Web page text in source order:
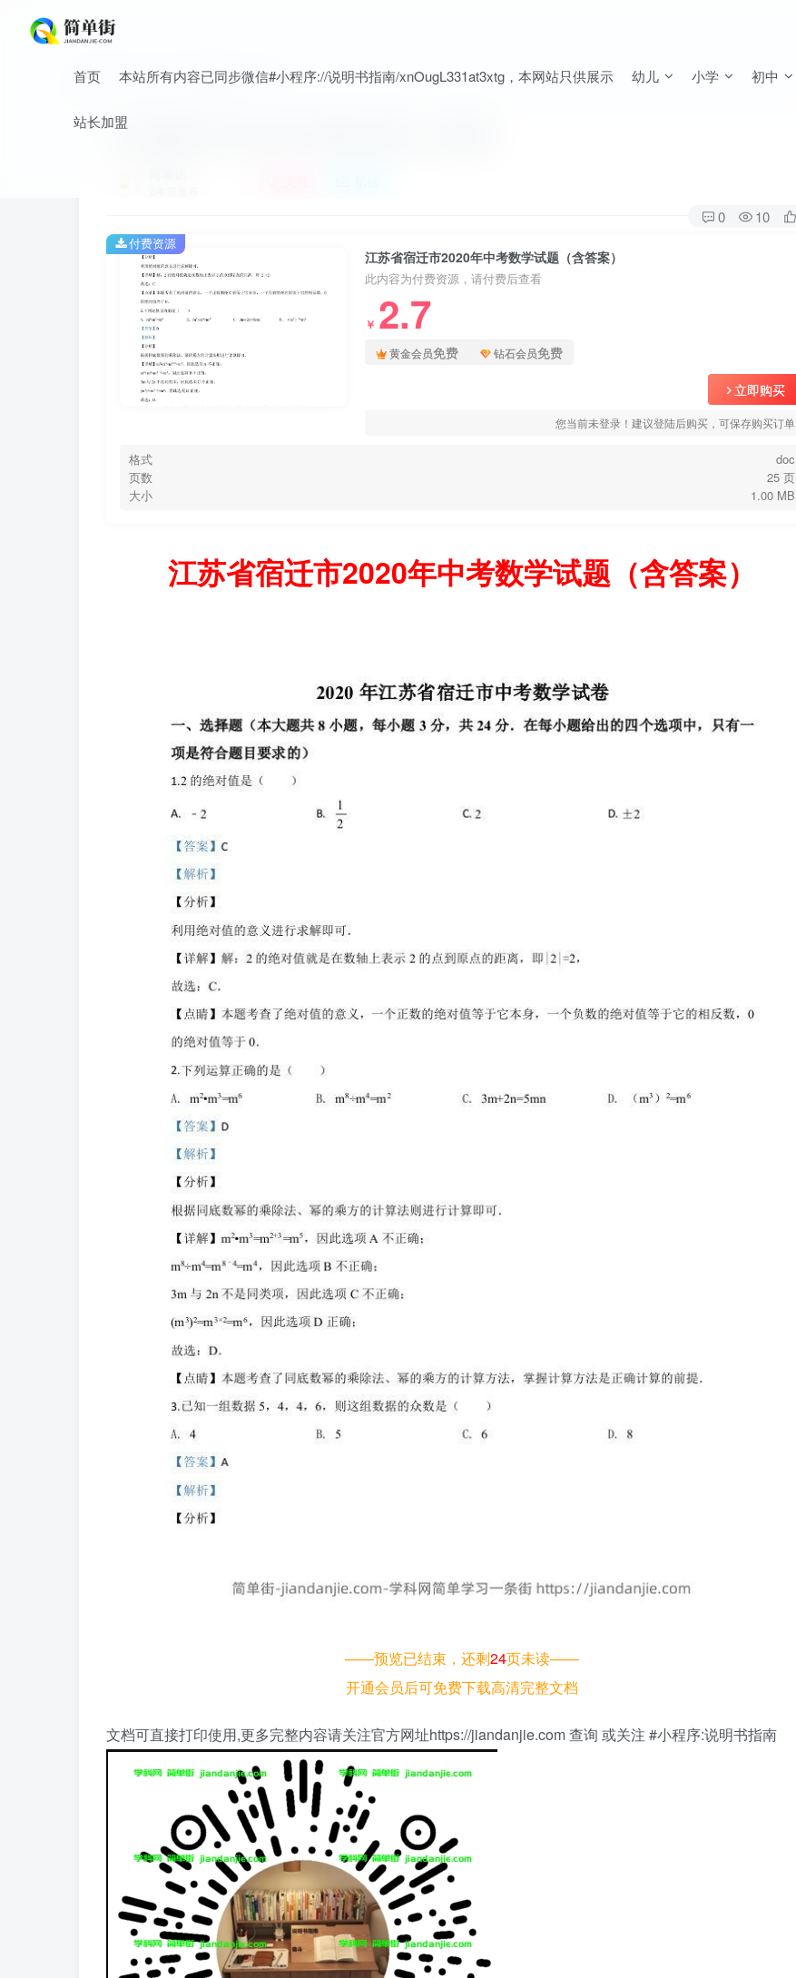
首页 本站所有内容已同步微信#小程序://说明书指南/xnOugL331at3xtg，本网站只供展示 幼儿 小学 初中
站长加盟
首页 中考 中考真题 正文
江苏省宿迁市2020年中考数学试题（含答案）
0 10
江苏省宿迁市2020年中考数学试题（含答案）
此内容为付费资源，请付费后查看
￥ 2.7
黄金会员免费 钻石会员免费
立即购买
您当前未登录！建议登陆后购买，可保存购买订单
格式
doc
页数
25 页
大小
1.00 MB
付费资源
江苏省宿迁市2020年中考数学试题（含答案）
——预览已结束，还剩24页未读——
开通会员后可免费下载高清完整文档
文档可直接打印使用,更多完整内容请关注官方网址https://jiandanjie.com 查询 或关注 #小程序:说明书指南